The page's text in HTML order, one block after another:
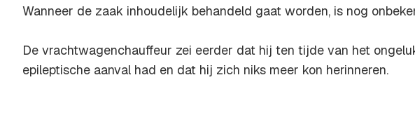
Wanneer de zaak inhoudelijk behandeld gaat worden, is nog
De vrachtwagenchauffeur zei eerder dat hij ten tijde van het
epileptische aanval had en dat hij zich niks meer kon herinneren.